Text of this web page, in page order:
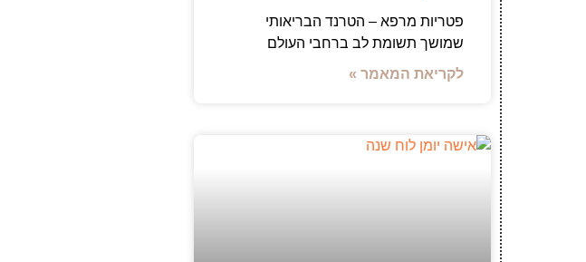
פטריות מרפא – הטרנד הבריאותי
שמושך תשומת לב ברחבי העולם
לקריאת המאמר »